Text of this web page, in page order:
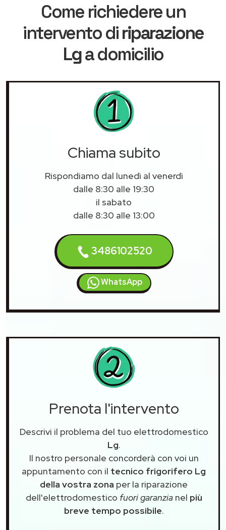
Come richiedere un
intervento diriparazione
Lga domicilio
Chiama subito
Rispondiamo dal lunedì al venerdì
dalle 8:30 alle 19:30
il sabato
dalle 8:30 alle 13:00
3486102520
WhatsApp
Prenota l'intervento
Descrivi il problema del tuo elettrodomestico
Lg.
Il nostro personale concorderà con voi un
appuntamento con il tecnico frigorifero Lg
della vostra zona per la riparazione
dell'elettrodomestico fuori garanzianel più
breve tempo possibile.